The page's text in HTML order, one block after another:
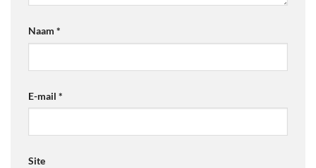
Naam *
E-mail *
Site